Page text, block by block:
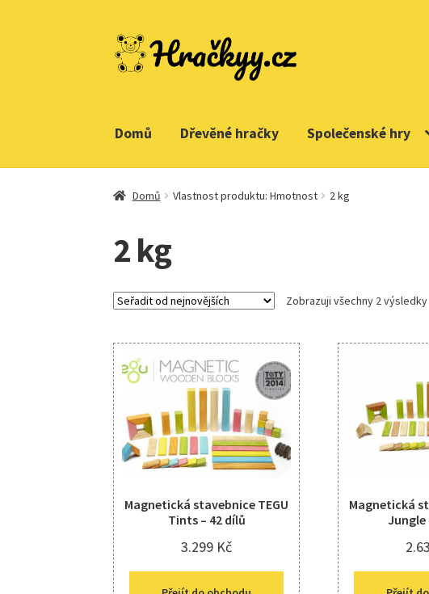
Přeskočit
na
Přejít
k
Domů Dřevěné hračky Společenské hry
Domů Vlastnost produktu: Hmotnost 2 kg
2 kg
Zobrazuji všechny 2 výsledky
Magnetická stavebnice TEGU
Tints – 42 dílů
3.299 Kč
Magnetická
Jungle